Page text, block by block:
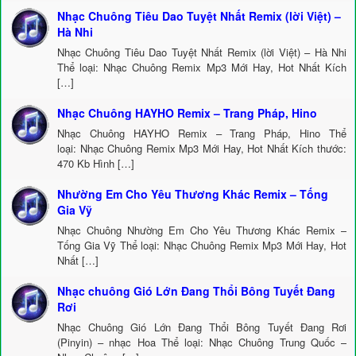
Nhạc Chuông Tiêu Dao Tuyệt Nhất Remix (lời Việt) –
Hà Nhi
Nhạc Chuông Tiêu Dao Tuyệt Nhất Remix (lời Việt) – Hà Nhi
Thể loại: Nhạc Chuông Remix Mp3 Mới Hay, Hot Nhất Kích
[…]
Nhạc Chuông HAYHO Remix – Trang Pháp, Hino
Nhạc Chuông HAYHO Remix – Trang Pháp, Hino Thể
loại: Nhạc Chuông Remix Mp3 Mới Hay, Hot Nhất Kích thước:
470 Kb Hình […]
Nhường Em Cho Yêu Thương Khác Remix – Tống
Gia Vỹ
Nhạc Chuông Nhường Em Cho Yêu Thương Khác Remix –
Tống Gia Vỹ Thể loại: Nhạc Chuông Remix Mp3 Mới Hay, Hot
Nhất […]
Nhạc chuông Gió Lớn Đang Thổi Bông Tuyết Đang
Rơi
Nhạc Chuông Gió Lớn Đang Thổi Bông Tuyết Đang Rơi
(Pinyin) – nhạc Hoa Thể loại: Nhạc Chuông Trung Quốc –